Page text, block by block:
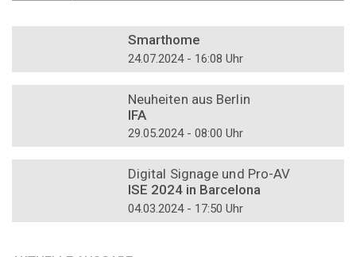
Smarthome
24.07.2024 - 16:08 Uhr
Neuheiten aus Berlin
IFA
29.05.2024 - 08:00 Uhr
Digital Signage und Pro-AV
ISE 2024 in Barcelona
04.03.2024 - 17:50 Uhr